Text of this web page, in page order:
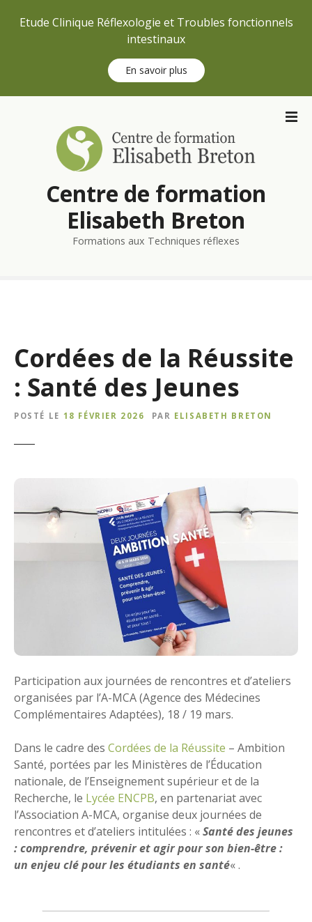
Etude Clinique Réflexologie et Troubles fonctionnels
intestinaux
En savoir plus
Centre de formation
Elisabeth Breton
Formations aux Techniques réflexes
Cordées de la Réussite
: Santé des Jeunes
POSTÉ LE 18 FÉVRIER 2026 PAR ELISABETH BRETON
Participation aux journées de rencontres et d’ateliers
organisées par l’A-MCA (Agence des Médecines
Complémentaires Adaptées), 18 / 19 mars.
Dans le cadre des Cordées de la Réussite – Ambition
Santé, portées par les Ministères de l’Éducation
nationale, de l’Enseignement supérieur et de la
Recherche, le Lycée ENCPB, en partenariat avec
l’Association A-MCA, organise deux journées de
rencontres et d’ateliers intitulées : «Santé des jeunes
: comprendre, prévenir et agir pour son bien-être :
un enjeu clé pour les étudiants en santé« .